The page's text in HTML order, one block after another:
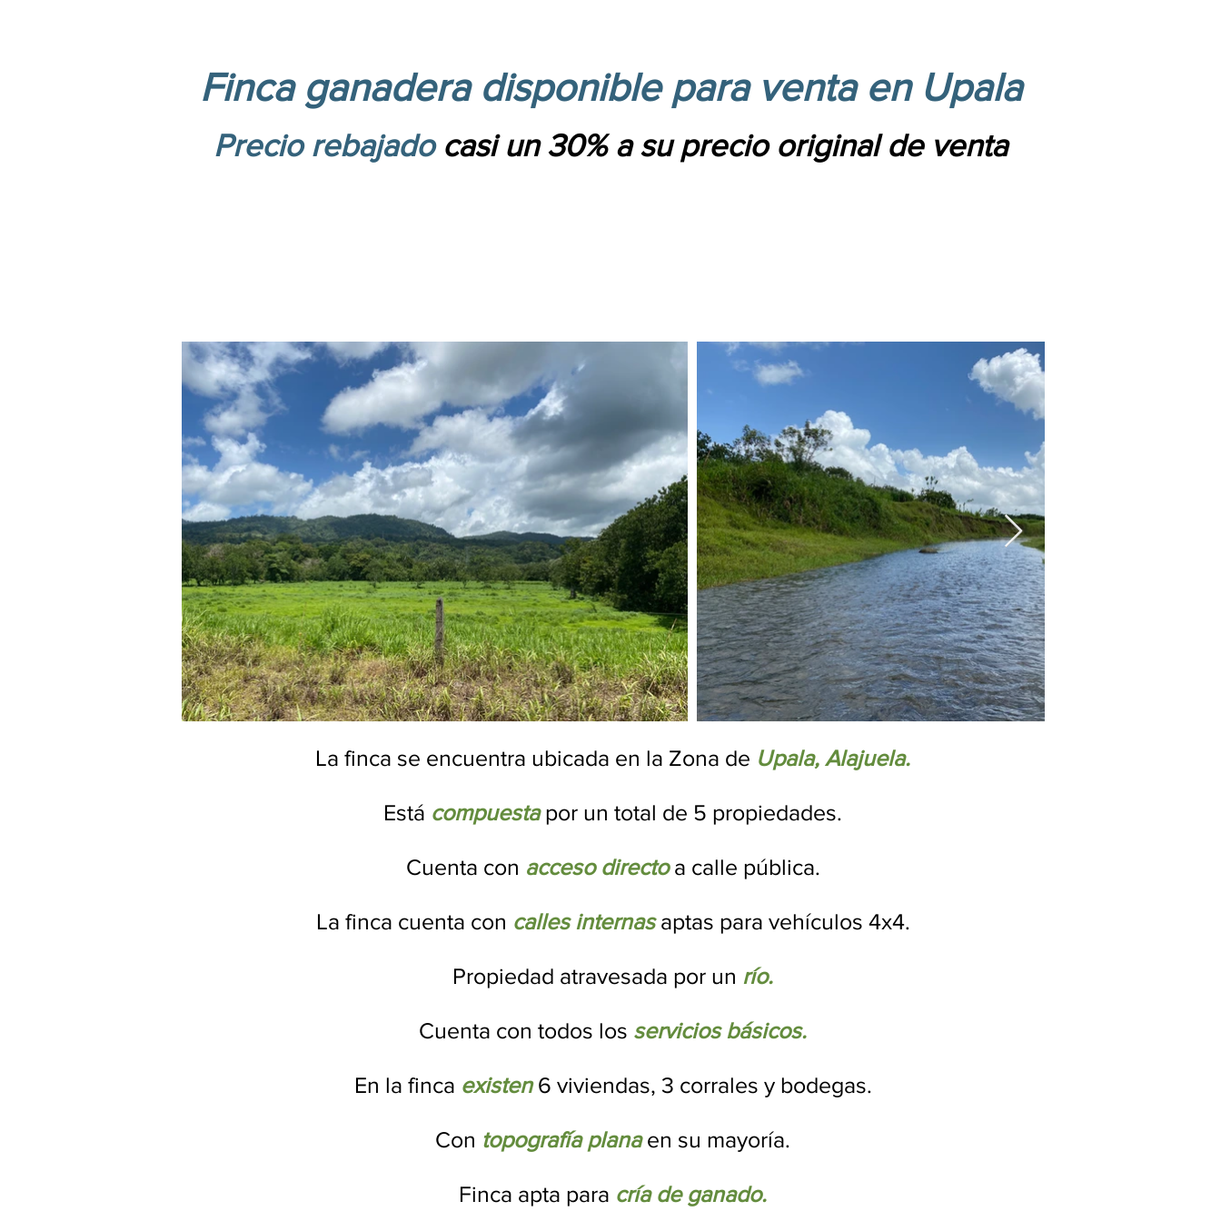
Finca ganadera disponible para venta en Upala
Precio rebajado casi un 30% a su precio original de venta
La finca se encuentra ubicada en la Zona de Upala, Alajuela.
Está compuesta por un total de 5 propiedades.
Cuenta con acceso directoa calle pública.
La finca cuenta con calles internasaptas para vehículos 4x4.
Propiedad atravesada por un río.
Cuenta con todos los servicios básicos.
En la finca existen 6 viviendas, 3 corrales y bodegas.
Con topografía planaen su mayoría.
Finca apta para cría de ganado.